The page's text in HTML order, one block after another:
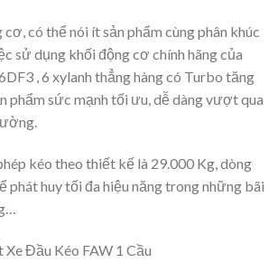
có thể nói ít sản phẩm cùng phân khúc
sử dụng khối động cơ chính hãng của
, 6 xylanh thẳng hàng có Turbo tăng
phẩm sức mạnh tối ưu, dễ dàng vượt qua
kéo theo thiết kế là 29.000 Kg, dòng
phát huy tối đa hiệu năng trong những bãi
Đầu Kéo FAW 1 Cầu